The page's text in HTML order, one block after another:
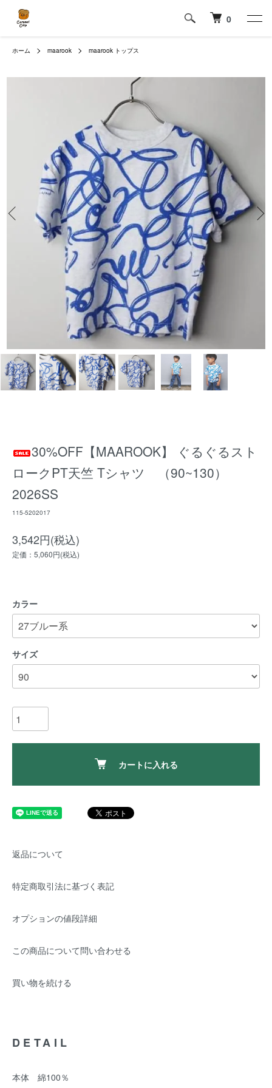
0
ホーム maarook maarook トップス
30%OFF【MAAROOK】 ぐるぐるスト
ロークPT天竺 Tシャツ （90~130）
2026SS
115-5202017
3,542円(税込)
定価：5,060円(税込)
カラー
サイズ
カートに入れる
返品について
特定商取引法に基づく表記
オプションの値段詳細
この商品について問い合わせる
買い物を続ける
DETAIL
本体 綿100％